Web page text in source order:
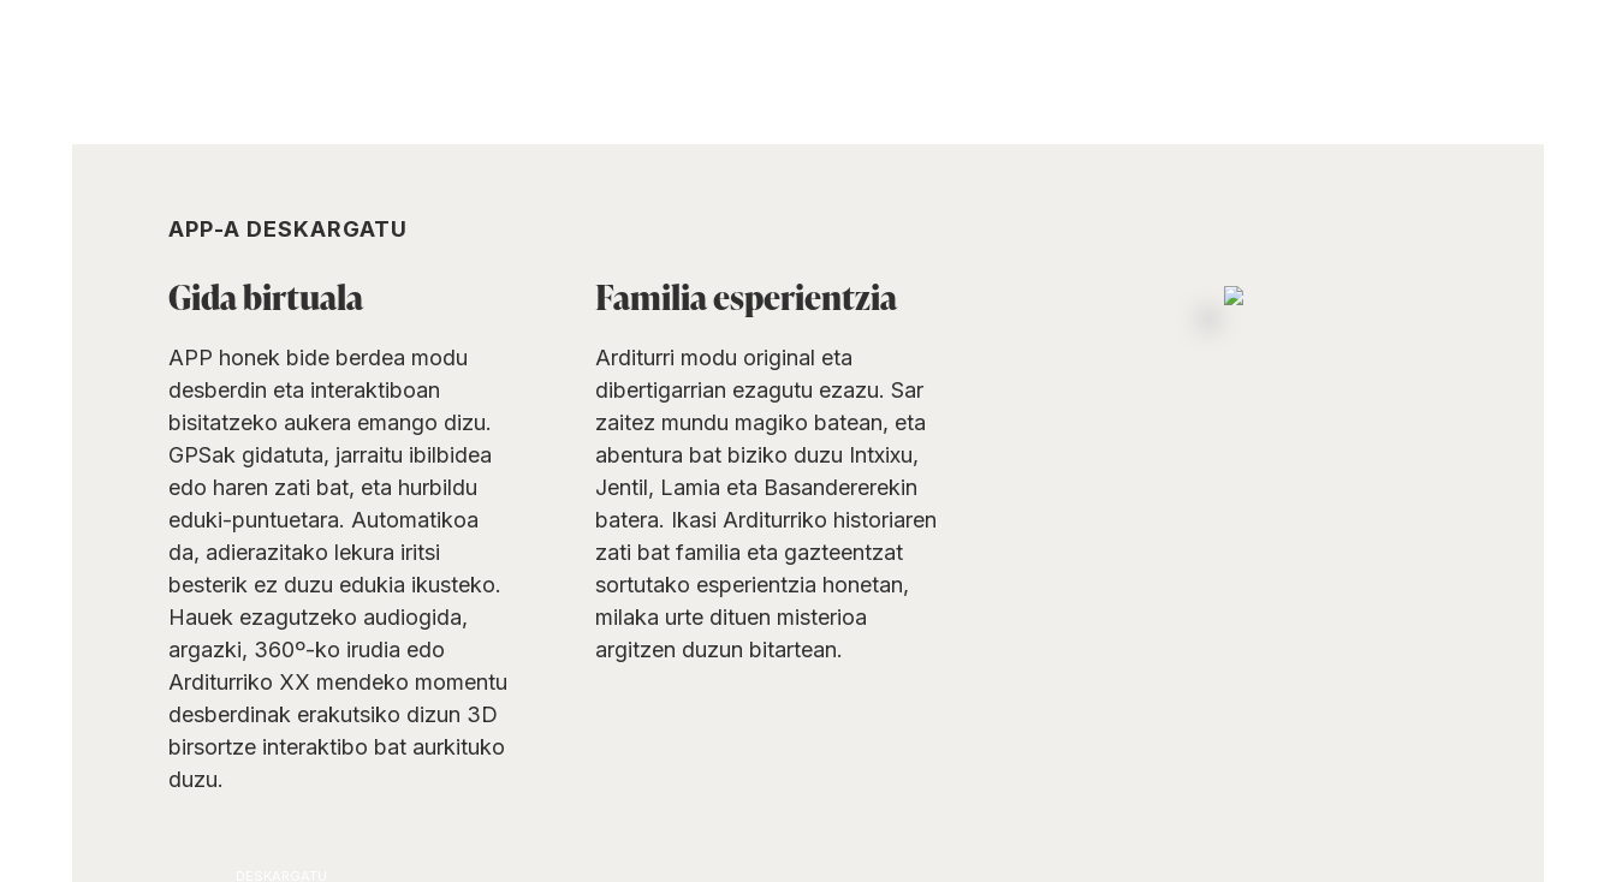
APP-A DESKARGATU
Gida birtuala
APP honek bide berdea modu
desberdin eta interaktiboan
bisitatzeko aukera emango dizu.
GPSak gidatuta, jarraitu ibilbidea
edo haren zati bat, eta hurbildu
eduki-puntuetara. Automatikoa
da, adierazitako lekura iritsi
besterik ez duzu edukia ikusteko.
Hauek ezagutzeko audiogida,
argazki, 360º-ko irudia edo
Arditurriko XX mendeko momentu
desberdinak erakutsiko dizun 3D
birsortze interaktibo bat aurkituko
duzu.
Familia esperientzia
Arditurri modu original eta
dibertigarrian ezagutu ezazu. Sar
zaitez mundu magiko batean, eta
abentura bat biziko duzu Intxixu,
Jentil, Lamia eta Basandererekin
batera. Ikasi Arditurriko historiaren
zati bat familia eta gazteentzat
sortutako esperientzia honetan,
milaka urte dituen misterioa
argitzen duzun bitartean.